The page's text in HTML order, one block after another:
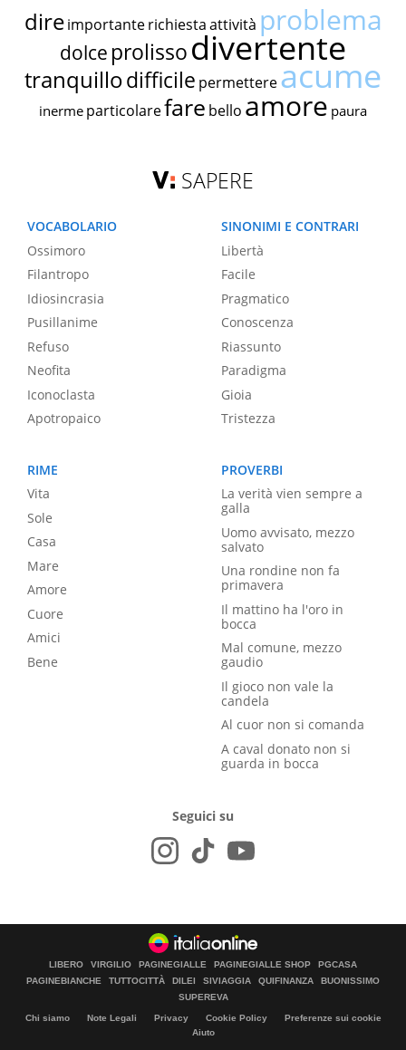
dire importante richiestaattività problema
dolce prolissodivertente
tranquillodifficile permettereacume
inerme particolarefare bello amore paura
SAPERE
VOCABOLARIO
Ossimoro
Filantropo
Idiosincrasia
Pusillanime
Refuso
Neofita
Iconoclasta
Apotropaico
SINONIMI E CONTRARI
Libertà
Facile
Pragmatico
Conoscenza
Riassunto
Paradigma
Gioia
Tristezza
RIME
Vita
Sole
Casa
Mare
Amore
Cuore
Amici
Bene
PROVERBI
La verità vien sempre a
galla
Uomo avvisato, mezzo
salvato
Una rondine non fa
primavera
Il mattino ha l'oro in
bocca
Mal comune, mezzo
gaudio
Il gioco non vale la
candela
Al cuor non si comanda
A caval donato non si
guarda in bocca
Seguici su
LIBERO VIRGILIO PAGINEGIALLE PAGINEGIALLE SHOP
PGCASA
PAGINEBIANCHE
TUTTOCITTÀ DILEI SIVIAGGIA QUIFINANZA
BUONISSIMO
SUPEREVA
Chi siamo Note Legali Privacy Cookie Policy
Preferenze sui cookie
Aiuto